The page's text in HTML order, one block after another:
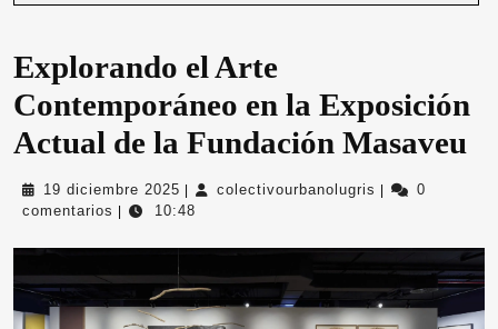
Explorando el Arte
Contemporáneo en la Exposición
Actual de la Fundación Masaveu
19 diciembre 2025 19
diciembre
colectivourbanolugris
0
comentarios
10:48